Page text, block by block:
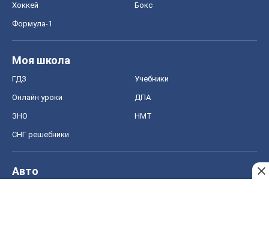
Хоккей Бокс
Формула-1
Моя школа
ГДЗ Учебники
Онлайн уроки ДПА
ЗНО НМТ
СНГ решебники
Авто